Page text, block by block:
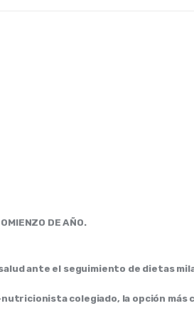
DE AÑO.
ante el seguimiento de dietas
colegiado, la opción más